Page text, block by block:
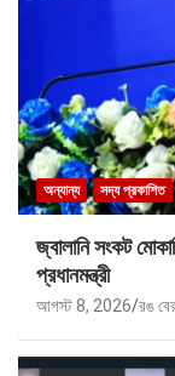
অন্যান্য সদ্য প্রকাশিত
জ্বালানি সংকট
প্রধানমন্ত্রী
আগস্ট 8, 2026 রঙ